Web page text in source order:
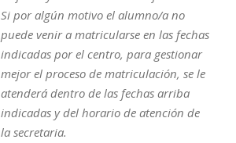
Si por algún motivo el alumno/a no
puede venir a matricularse en las fechas
indicadas por el centro, para gestionar
mejor el proceso de matriculación, se le
atenderá dentro de las fechas arriba
indicadas y del horario de atención de
la secretaria.